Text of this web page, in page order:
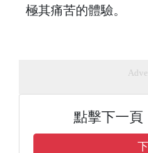
極其痛苦的體驗。
點擊下一頁